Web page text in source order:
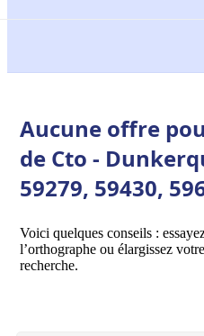
Aucune offre
de Cto -
59279, 59430,
Voici quelques conseils :
l’orthographe ou élargissez
recherche.